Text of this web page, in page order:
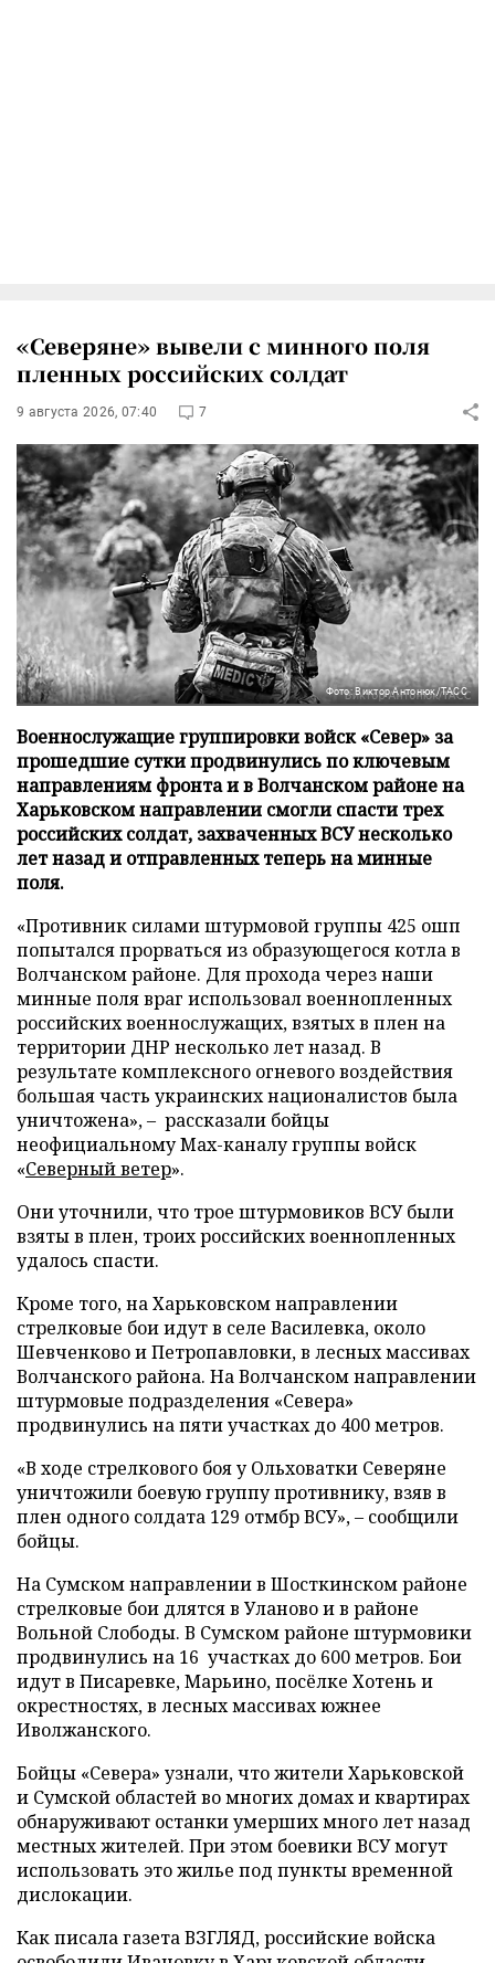
«Северяне» вывели с минного поля
пленных российских солдат
9 августа 2026, 07:40 7
Фото: Виктор Антонюк/ТАСС
Военнослужащие группировки войск «Север» за
прошедшие сутки продвинулись по ключевым
направлениям фронта и в Волчанском районе на
Харьковском направлении смогли спасти трех
российских солдат, захваченных ВСУ несколько
лет назад и отправленных теперь на минные
поля.
«Противник силами штурмовой группы 425 ошп
попытался прорваться из образующегося котла в
Волчанском районе. Для прохода через наши
минные поля враг использовал военнопленных
российских военнослужащих, взятых в плен на
территории ДНР несколько лет назад. В
результате комплексного огневого воздействия
большая часть украинских националистов была
уничтожена», – рассказали бойцы
неофициальному Max-каналу группы войск
«Северный ветер».
Они уточнили, что трое штурмовиков ВСУ были
взяты в плен, троих российских военнопленных
удалось спасти.
Кроме того, на Харьковском направлении
стрелковые бои идут в селе Василевка, около
Шевченково и Петропавловки, в лесных массивах
Волчанского района. На Волчанском направлении
штурмовые подразделения «Севера»
продвинулись на пяти участках до 400 метров.
«В ходе стрелкового боя у Ольховатки Северяне
уничтожили боевую группу противнику, взяв в
плен одного солдата 129 отмбр ВСУ», – сообщили
бойцы.
На Сумском направлении в Шосткинском районе
стрелковые бои длятся в Уланово и в районе
Вольной Слободы. В Сумском районе штурмовики
продвинулись на 16 участках до 600 метров. Бои
идут в Писаревке, Марьино, посёлке Хотень и
окрестностях, в лесных массивах южнее
Иволжанского.
Бойцы «Севера» узнали, что жители Харьковской
и Сумской областей во многих домах и квартирах
обнаруживают останки умерших много лет назад
местных жителей. При этом боевики ВСУ могут
использовать это жилье под пункты временной
дислокации.
Как писала газета ВЗГЛЯД, российские войска